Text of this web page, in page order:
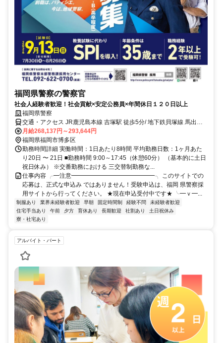
福岡県警察の警察官
社会人経験者歓迎！社会貢献×安定公務員×年間休日１２０日以上
福岡県警察
交通・アクセス JR鹿児島本線 吉塚駅 徒歩5分/ 地下鉄貝塚線 馬出九
大病院前 徒歩3分
月給268,137円～293,644円
福岡県福岡市博多区
勤務時間詳細 実働時間：1日あたり8時間 平均勤務日数：1ヶ月あた
り20日 〜 21日 ■勤務時間 9:00～17:45（休憩60分） （基本的に土日
祝日休み） ※交番勤務における 三交替制勤務な...
仕事内容 ╭━注意━━━━━━━━━━━━━━╮ このサイトでの
応募は、正式な申込み ではありません！受験申込は、福岡 県警察採
用サイトから行ってください。 ★現在申込受付中です★ ╰━ｖ━...
制服あり 業界未経験者歓迎 早朝 固定時間制 経験不問
未経験者歓迎
住宅手当あり
午前 夕方 育休あり 長期歓迎 社割あり
土日祝休み
寮・社宅あり
アルバイト・パート